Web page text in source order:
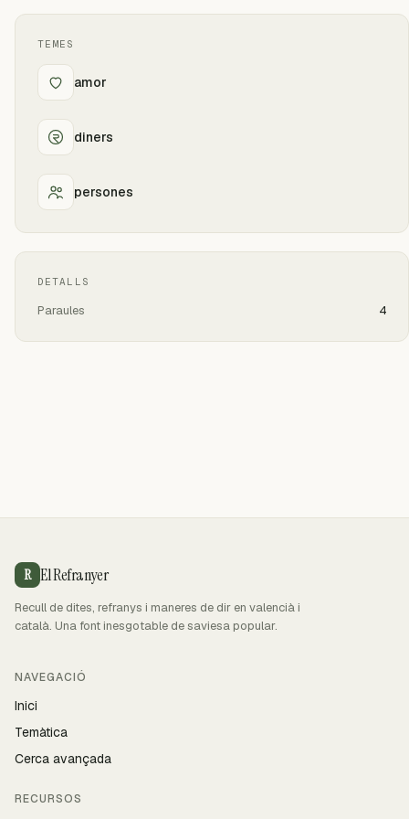
TEMES
amor
diners
persones
DETALLS
Paraules 4
R El Refranyer
Recull de dites, refranys i maneres de dir en valencià i
català. Una font inesgotable de saviesa popular.
NAVEGACIÓ
Inici
Temàtica
Cerca avançada
RECURSOS